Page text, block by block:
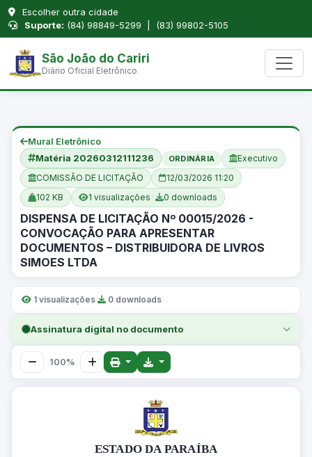
Escolher outra cidade
Suporte: (84) 98849-5299 | (83) 99802-5105
São João do Cariri
Diário Oficial Eletrônico
Mural Eletrônico
Matéria 20260312111236
ORDINÁRIA
Executivo
COMISSÃO DE LICITAÇÃO
12/03/2026 11:20
102 KB
1 visualizações · 0 downloads
DISPENSA DE LICITAÇÃO Nº 00015/2026 -
CONVOCAÇÃO PARA APRESENTAR
DOCUMENTOS – DISTRIBUIDORA DE LIVROS
SIMOES LTDA
1 visualizações 0 downloads
Assinatura digital no documento
100%
ESTADO DA PARAÍBA